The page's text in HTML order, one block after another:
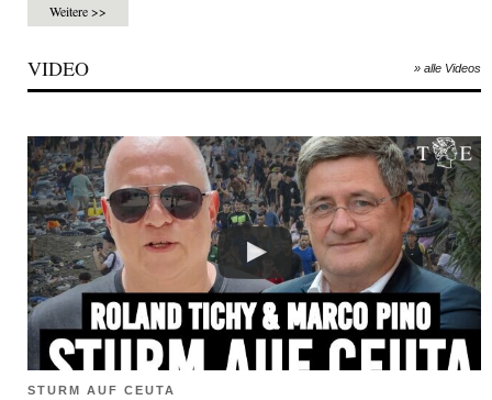
Weitere >>
VIDEO » alle Videos
STURM AUF CEUTA